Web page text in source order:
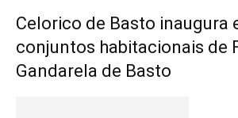
Celorico de Basto inaugura
conjuntos habitacionais de
Gandarela de Basto